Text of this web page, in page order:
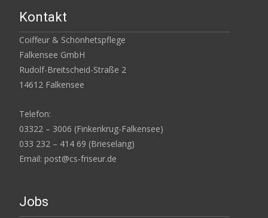
Kontakt
Coiffeur & Schönhetspflege
Falkensee GmbH
Rudolf-Breitscheid-Straße 2
14612 Falkensee
Telefon:
03322 – 3006 (Finkenkrug-Falkensee)
033 232 – 414 69 (Brieselang)
Email: post@cs-friseur.de
Jobs